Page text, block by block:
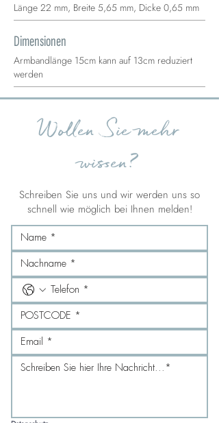
Länge 22 mm, Breite 5,65 mm, Dicke 0,65 mm
Dimensionen
Armbandlänge 15cm kann auf 13cm reduziert
werden
Wollen Sie mehr
wissen?
Schreiben Sie uns und wir werden uns so
schnell wie möglich bei Ihnen melden!